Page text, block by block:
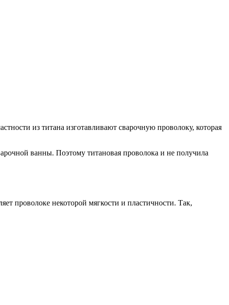
из титана изготавливают сварочную проволоку, которая
ванны. Поэтому титановая проволока и не получила
проволоке некоторой мягкости и пластичности. Так,